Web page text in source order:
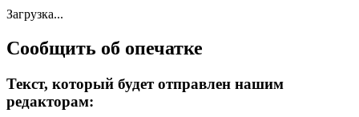
Загрузка...
Сообщить об опечатке
Текст, который будет отправлен нашим
редакторам: